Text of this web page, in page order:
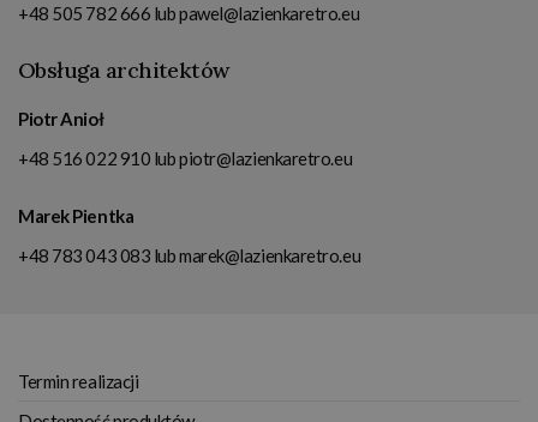
+48 505 782 666 lubpawel@lazienkaretro.eu
Obsługa architektów
Piotr Anioł
+48 516 022 910 lubpiotr@lazienkaretro.eu
Marek Pientka
+48 783 043 083 lubmarek@lazienkaretro.eu
Termin realizacji